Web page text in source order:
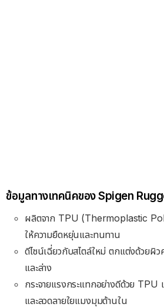
ข้อมูลทางเทคนิคของ Spigen
ผลิตจาก TPU (Thermoplastic
ให้ความยืดหยุ่นและทนทาน
ดีไซน์เฉี่ยวกับสไตล์ใหม่ ตกแต่งด้วยผิ
และล่าง
กระจายแรงกระแทกอย่างดีด้วย TPU
และลวดลายใยแมงมุมด้านใน